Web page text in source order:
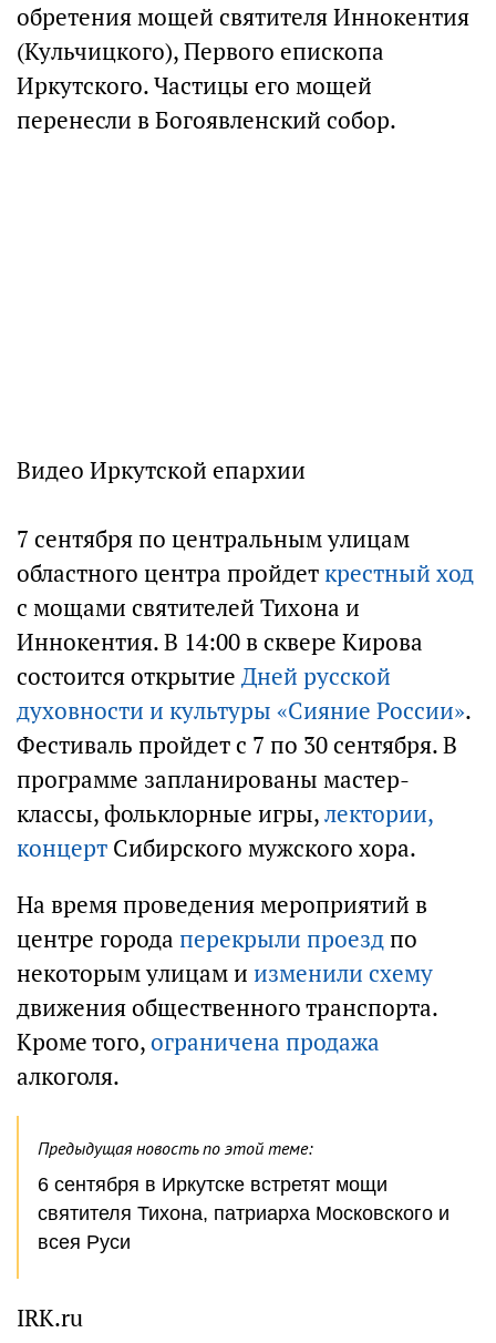
обретения мощей святителя Иннокентия
(Кульчицкого), Первого епископа
Иркутского. Частицы его мощей
перенесли в Богоявленский собор.
Видео Иркутской епархии
7 сентября по центральным улицам
областного центра пройдеткрестный ход
с мощами святителей Тихона и
Иннокентия. В 14:00 в сквере Кирова
состоится открытие Дней русской
духовности и культуры «Сияние России».
Фестиваль пройдет с 7 по 30 сентября. В
программе запланированы мастер-
классы, фольклорные игры,лектории,
концерт Сибирского мужского хора.
На время проведения мероприятий в
центре города перекрыли проездпо
некоторым улицам и изменили схему
движения общественного транспорта.
Кроме того,ограничена продажа
алкоголя.
Предыдущая новость по этой теме:
6 сентября в Иркутске встретят мощи
святителя Тихона, патриарха Московского и
всея Руси
IRK.ru